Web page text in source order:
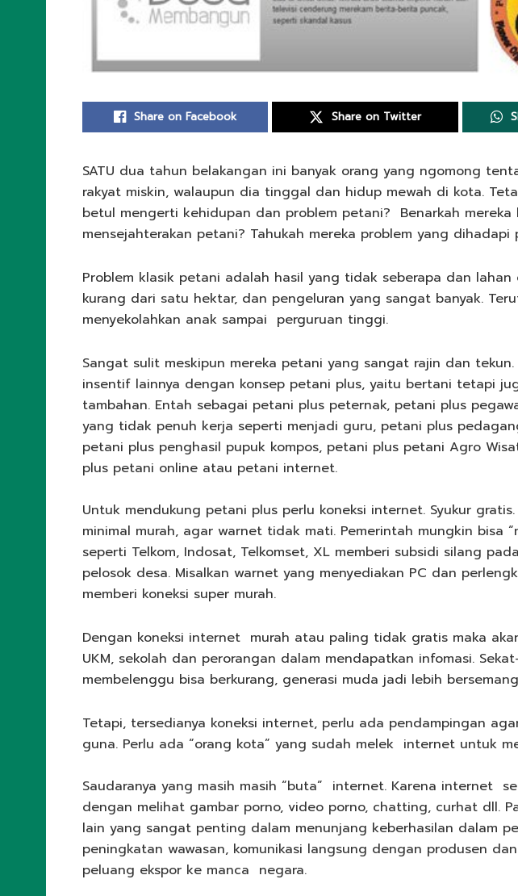
Share on Facebook Share on Twitter
SATU dua tahun belakangan ini banyak orang yang ngomong
rakyat miskin, walaupun dia tinggal dan hidup mewah di kota.
betul mengerti kehidupan dan problem petani? Benarkah
mensejahterakan petani? Tahukah mereka problem yang dihadapi
Problem klasik petani adalah hasil yang tidak seberapa dan lahan
kurang dari satu hektar, dan pengeluran yang sangat banyak.
menyekolahkan anak sampai perguruan tinggi.
Sangat sulit meskipun mereka petani yang sangat rajin dan
insentif lainnya dengan konsep petani plus, yaitu bertani tetapi
tambahan. Entah sebagai petani plus peternak, petani plus
yang tidak penuh kerja seperti menjadi guru, petani plus
petani plus penghasil pupuk kompos, petani plus petani Agro
plus petani online atau petani internet.
Untuk mendukung petani plus perlu koneksi internet. Syukur
minimal murah, agar warnet tidak mati. Pemerintah mungkin bisa
seperti Telkom, Indosat, Telkomset, XL memberi subsidi silang
pelosok desa. Misalkan warnet yang menyediakan PC dan
memberi koneksi super murah.
Dengan koneksi internet murah atau paling tidak gratis maka
UKM, sekolah dan perorangan dalam mendapatkan infomasi.
membelenggu bisa berkurang, generasi muda jadi lebih
Tetapi, tersedianya koneksi internet, perlu ada pendampingan
guna. Perlu ada “orang kota” yang sudah melek internet untuk
Saudaranya yang masih masih “buta” internet. Karena internet
dengan melihat gambar porno, video porno, chatting, curhat dll.
lain yang sangat penting dalam menunjang keberhasilan dalam
peningkatan wawasan, komunikasi langsung dengan produsen
peluang ekspor ke manca negara.